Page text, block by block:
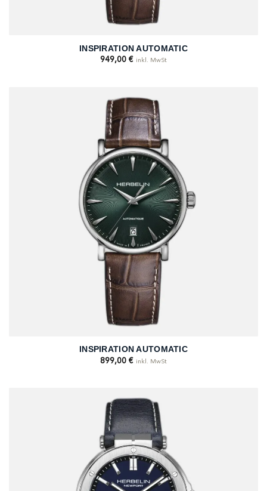
INSPIRATION AUTOMATIC
949,00 € inkl. MwSt
INSPIRATION AUTOMATIC
899,00 € inkl. MwSt